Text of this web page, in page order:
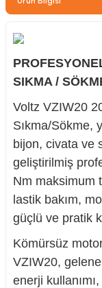
SIKMA /
Voltz VZIW20
Sıkma/Sökme,
bijon, civata ve
geliştirilmiş
Nm maksimum
lastik bakım,
güçlü ve pratik
Kömürsüz
VZIW20,
enerji